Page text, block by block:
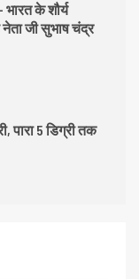
भारत के शौर्य
जी सुभाष चंद्र
पारा 5 डिग्री तक